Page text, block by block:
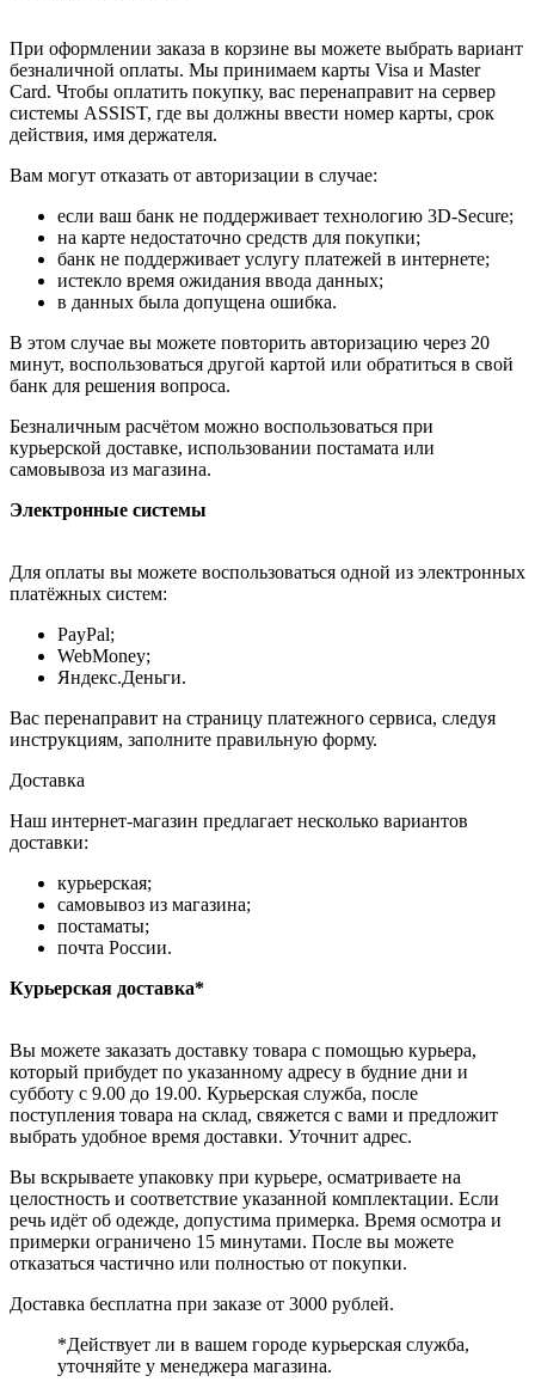
При оформлении заказа в корзине вы можете выбрать вариант
безналичной оплаты. Мы принимаем карты Visa и Master
Card. Чтобы оплатить покупку, вас перенаправит на сервер
системы ASSIST, где вы должны ввести номер карты, срок
действия, имя держателя.
Вам могут отказать от авторизации в случае:
если ваш банк не поддерживает технологию 3D-Secure;
на карте недостаточно средств для покупки;
банк не поддерживает услугу платежей в интернете;
истекло время ожидания ввода данных;
в данных была допущена ошибка.
В этом случае вы можете повторить авторизацию через 20
минут, воспользоваться другой картой или обратиться в свой
банк для решения вопроса.
Безналичным расчётом можно воспользоваться при
курьерской доставке, использовании постамата или
самовывоза из магазина.
Электронные системы
Для оплаты вы можете воспользоваться одной из электронных
платёжных систем:
PayPal;
WebMoney;
Яндекс.Деньги.
Вас перенаправит на страницу платежного сервиса, следуя
инструкциям, заполните правильную форму.
Доставка
Наш интернет-магазин предлагает несколько вариантов
доставки:
курьерская;
самовывоз из магазина;
постаматы;
почта России.
Курьерская доставка*
Вы можете заказать доставку товара с помощью курьера,
который прибудет по указанному адресу в будние дни и
субботу с 9.00 до 19.00. Курьерская служба, после
поступления товара на склад, свяжется с вами и предложит
выбрать удобное время доставки. Уточнит адрес.
Вы вскрываете упаковку при курьере, осматриваете на
целостность и соответствие указанной комплектации. Если
речь идёт об одежде, допустима примерка. Время осмотра и
примерки ограничено 15 минутами. После вы можете
отказаться частично или полностью от покупки.
Доставка бесплатна при заказе от 3000 рублей.
*Действует ли в вашем городе курьерская служба,
уточняйте у менеджера магазина.